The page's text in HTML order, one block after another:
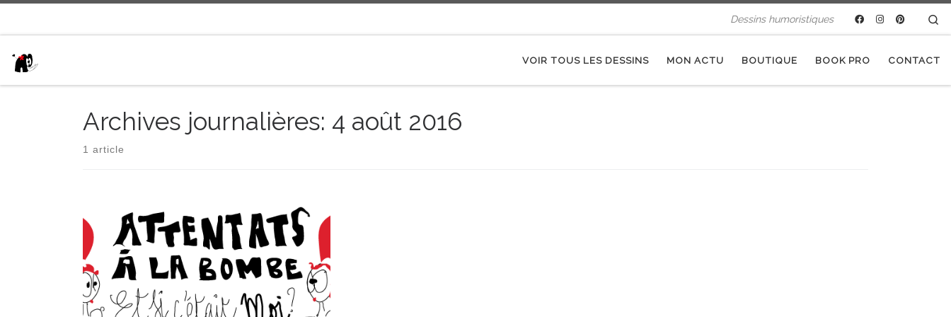
Dessins humoristiques
VOIR TOUS LES DESSINS MON ACTU BOUTIQUE BOOK PRO CONTACT
Archives journalières: 4 août 2016
1 article
Bande dessinée faite après lecture du « Petit guide
de survie » de Ken Griffiths aux Editions Le courrier
du livre